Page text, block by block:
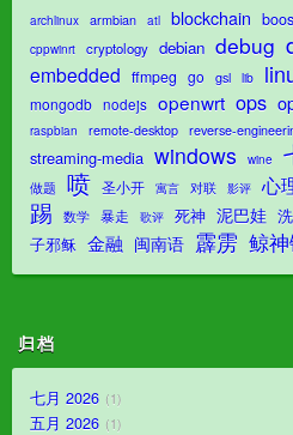
archlinux armbian atl blockchain
cppwinrt cryptology debian debug
embedded ffmpeg go gsl lib
mongodb nodejs openwrt ops
raspbian
remote-desktop reverse-
streaming-media windows wine
做题 喷 圣小开 寓言 对联 影评 心
踢
数学 暴走 歌评 死神 泥巴娃
子邪稣 金融 闽南语 霹雳 鲸
归档
七月 2026 1
五月 2026 1